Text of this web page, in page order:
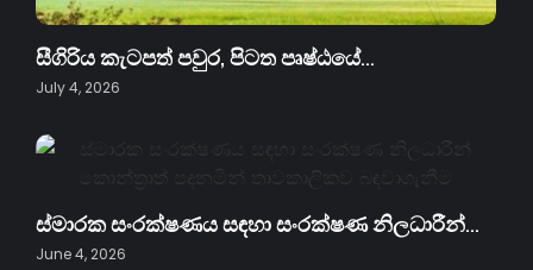
සීගිරිය කැටපත් පවුර, පිටත පෘෂ්ඨයේ…
July 4, 2026
ස්මාරක සං‍රක්ෂණය සඳහා සං‍රක්ෂණ නිලධාරීන්…
June 4, 2026